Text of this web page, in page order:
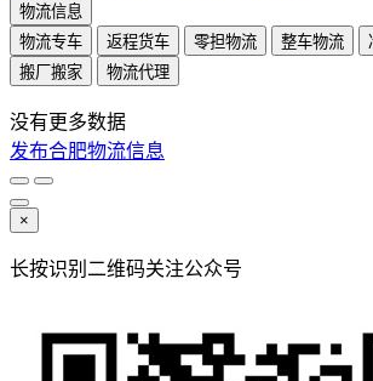
物流信息
物流专车
返程货车 零担物流 整车物流
搬厂搬家
物流代理
没有更多数据
发布合肥物流信息
×
长按识别二维码关注公众号